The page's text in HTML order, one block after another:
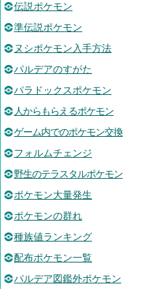
伝説ポケモン
準伝説ポケモン
ヌシポケモン入手方法
パルデアのすがた
パラドックスポケモン
人からもらえるポケモン
ゲーム内でのポケモン交換
フォルムチェンジ
野生のテラスタルポケモン
ポケモン大量発生
ポケモンの群れ
種族値ランキング
配布ポケモン一覧
パルデア図鑑外ポケモン